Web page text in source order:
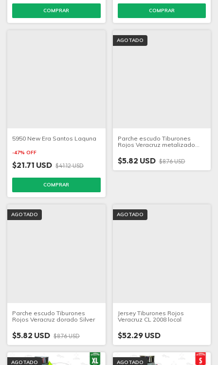
COMPRAR
5950 New Era Santos Laguna
-47% OFF
$21.71 USD $41.12 USD
COMPRAR
AGOTADO
Parche escudo Tiburones
Rojos Veracruz metalizado
$5.82 USD $8.76 USD
AGOTADO
Parche escudo Tiburones
Rojos Veracruz dorado Silver
$5.82 USD $8.76 USD
AGOTADO
Jersey Tiburones Rojos
Veracruz CL 2008 local
$52.29 USD
AGOTADO AGOTADO